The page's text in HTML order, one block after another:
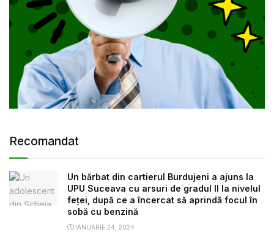
Recomandat
Un bărbat din cartierul Burdujeni a ajuns la
UPU Suceava cu arsuri de gradul II la nivelul
feței, după ce a încercat să aprindă focul în
sobă cu benzină
IANUARIE 24, 2024